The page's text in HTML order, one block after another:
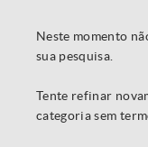
Neste momento
sua pesquisa.
Tente refinar
categoria sem